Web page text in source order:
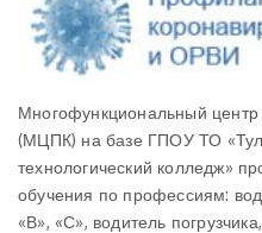
Многофункциональный
(МЦПК) на базе ГПОУ ТО
технологический колледж»
обучения по профессиям:
«В», «С», водитель